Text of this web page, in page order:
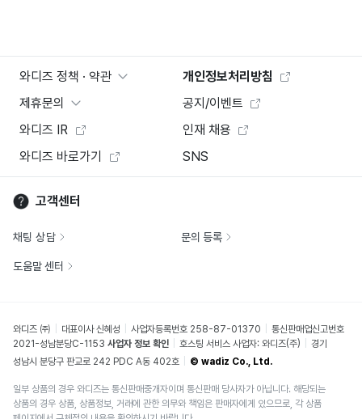
와디즈 정책 · 약관
개인정보처리방침
제휴문의
공지/이벤트
와디즈 IR
인재 채용
와디즈 바로가기
SNS
고객센터
채팅 상담 문의 등록
도움말 센터
와디즈 ㈜ 대표이사 신혜성 사업자등록번호 258-87-01370
통신판매업신고번호
2021-성남분당C-1153 사업자 정보 확인 호스팅 서비스 사업자: 와디즈(주)
경기
성남시 분당구 판교로 242 PDC A동 402호
© wadiz Co., Ltd.
일부 상품의 경우 와디즈는 통신판매중개자이며 통신판매 당사자가 아닙니다. 해당되는
상품의 경우 상품, 상품정보, 거래에 관한 의무와 책임은 판매자에게 있으므로, 각 상품